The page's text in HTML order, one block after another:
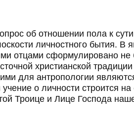
об отношении пола к
личностного бытия. В
отцами сформулировано
христианской
для антропологии
учение о личности строится
Троице и Лице Господа